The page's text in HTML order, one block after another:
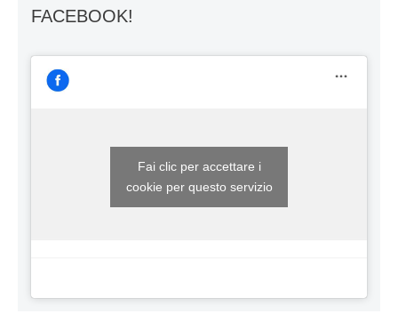
FACEBOOK!
Fai clic per accettare i
cookie per questo servizio